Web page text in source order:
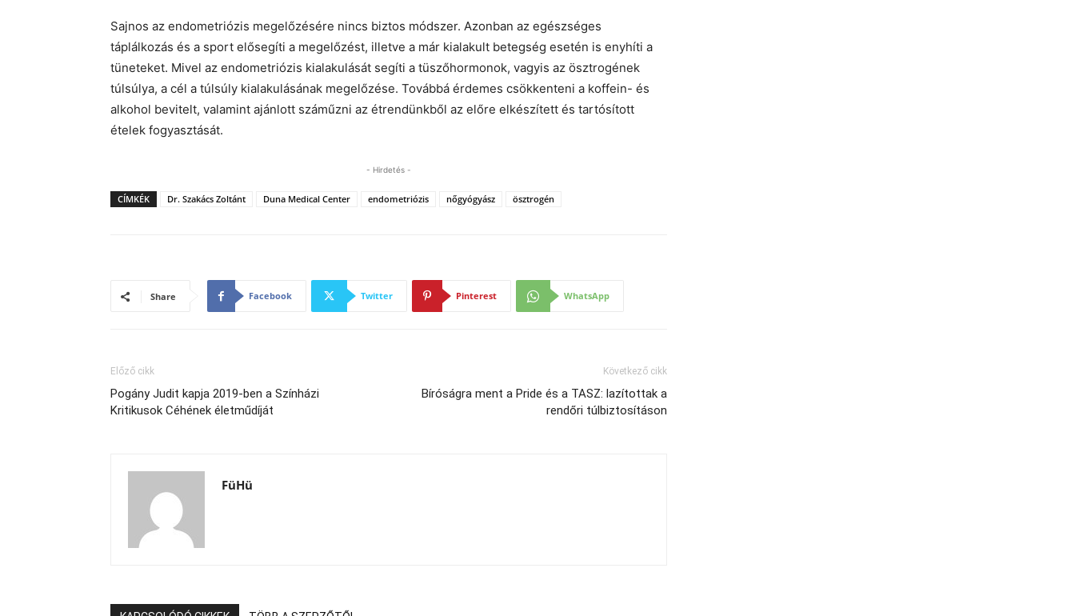
Sajnos az endometriózis megelőzésére nincs biztos módszer. Azonban az egészséges
táplálkozás és a sport elősegíti a megelőzést, illetve a már kialakult betegség esetén is enyhíti a
tüneteket. Mivel az endometriózis kialakulását segíti a tüszőhormonok, vagyis az ösztrogének
túlsúlya, a cél a túlsúly kialakulásának megelőzése. Továbbá érdemes csökkenteni a koffein- és
alkohol bevitelt, valamint ajánlott száműzni az étrendünkből az előre elkészített és tartósított
ételek fogyasztását.
- Hirdetés -
CÍMKÉK Dr. Szakács Zoltánt Duna Medical Center endometriózis nőgyógyász ösztrogén
Share Facebook Twitter Pinterest WhatsApp
Előző cikk
Pogány Judit kapja 2019-ben a Színházi
Kritikusok Céhének életműdíját
Következő cikk
Bíróságra ment a Pride és a TASZ: lazítottak a
rendőri túlbiztosításon
FüHü